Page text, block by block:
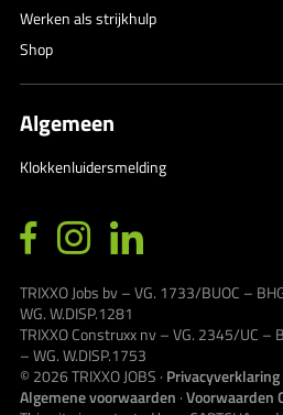
Werken als strijkhulp
Shop
Algemeen
Klokkenluidersmelding
TRIXXO Jobs bv – VG. 1733/BUOC –
WG. W.DISP.1281
TRIXXO Construxx nv – VG. 2345/UC
– WG. W.DISP.1753
© 2026TRIXXO JOBS · Privacyverklaring
Algemene voorwaarden ·Voorwaarden